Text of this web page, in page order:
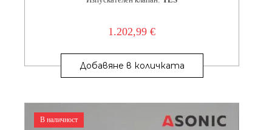
1.202,99€
Добавяне в количката
В наличност